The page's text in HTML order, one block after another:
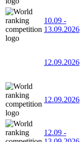
10.09 -
13.09.2026
12.09.2026
12.09.2026
12.09 -